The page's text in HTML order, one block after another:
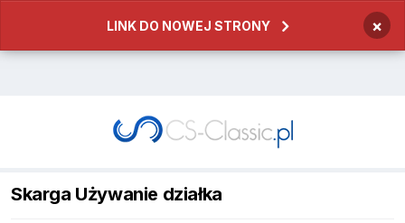
LINK DO NOWEJ STRONY ×
Skarga Używanie działka